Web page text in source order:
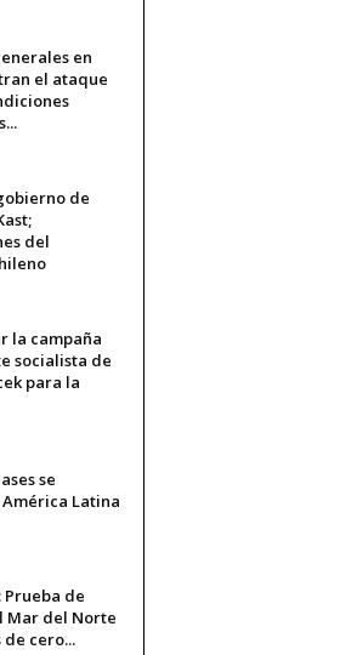
en
el ataque
de
del
la campaña
socialista de
para la
se
Latina
de
Mar del Norte
cero...